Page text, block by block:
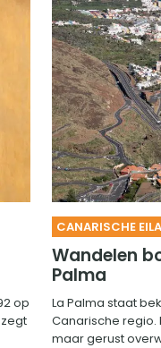
op
CANARISCHE
Wandelen
Palma
La Palma staat
Canarische regio.
maar gerust